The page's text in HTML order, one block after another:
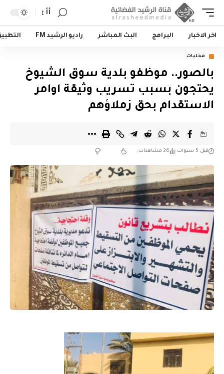
أأ
اخر الاخبار البرامج البث المباشر راديو الرشيد FM
محليات
بالصور.. موظفو بلدية سوق الشيوخ
يحتجون بسبب تسريب وثيقة اوامر
الاستقدام بحق زملاؤهم
قبل 5 سنوات 26 مشاهدات